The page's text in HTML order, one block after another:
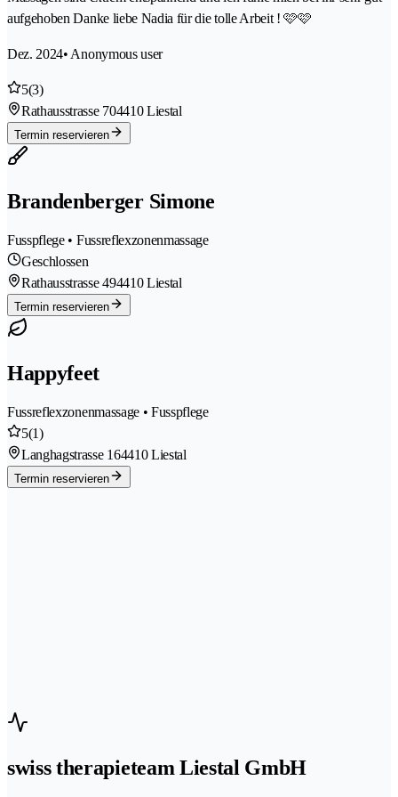
aufgehoben Danke liebe Nadia für die tolle Arbeit ! 🩷🩷
Dez. 2024• Anonymous user
5(3)
Rathausstrasse 704410 Liestal
Termin reservieren
Brandenberger Simone
Fusspflege • Fussreflexzonenmassage
Geschlossen
Rathausstrasse 494410 Liestal
Termin reservieren
Happyfeet
Fussreflexzonenmassage • Fusspflege
5(1)
Langhagstrasse 164410 Liestal
Termin reservieren
swiss therapieteam Liestal GmbH